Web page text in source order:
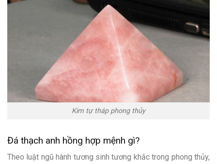
Kim tự tháp phong thủy
Đá thạch anh hồng hợp mệnh gì?
Theo luật ngũ hành tương sinh tương khắc trong phong thủy,